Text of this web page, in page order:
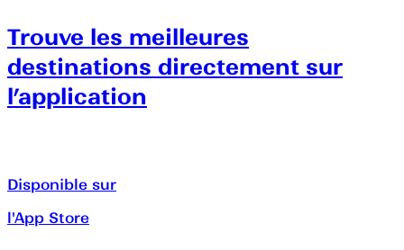
Trouve les meilleures
destinations directement sur
l’application
Disponible sur
l'App Store